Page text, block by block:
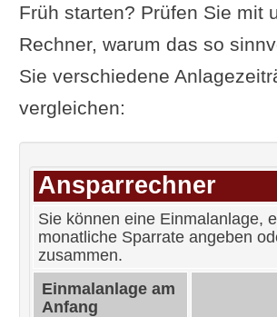
Früh starten? Prüfen Sie mit
Rechner, warum das so
Sie verschiedene
vergleichen:
Ansparrechner
Sie können eine Einmalanlage,
monatliche Sparrate angeben
zusammen.
Einmalanlage am
Anfang